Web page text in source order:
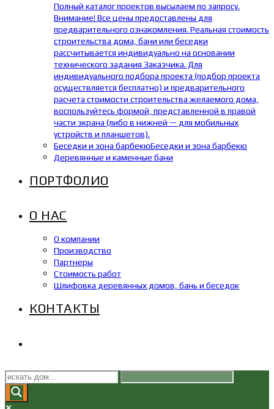
Полный каталог проектов высылаем по запросу.
Внимание! Все цены предоставлены для
предварительного ознакомления. Реальная стоимость
строительства дома, бани или беседки
рассчитывается индивидуально на основании
технического задания Заказчика. Для
индивидуального подбора проекта (подбор проекта
осуществляется бесплатно) и предварительного
расчета стоимости строительства желаемого дома,
воспользуйтесь формой, представленной в правой
части экрана (либо в нижней — для мобильных
устройств и планшетов).
Беседки и зона барбекюБеседки и зона барбекю
Деревянные и каменные бани
ПОРТФОЛИО
О НАС
О компании
Производство
Партнеры
Стоимость работ
Шлифовка деревянных домов, бань и беседок
КОНТАКТЫ
ПОИСК